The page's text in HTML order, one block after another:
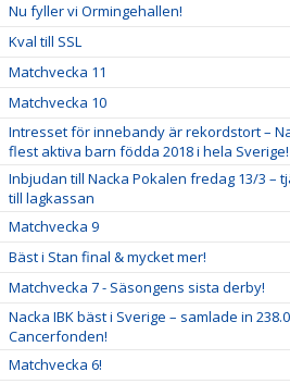
Nu fyller vi Ormingehallen!
Kval till SSL
Matchvecka 11
Matchvecka 10
Intresset för innebandy är rekordstort –
flest aktiva barn födda 2018 i hela Sverige!
Inbjudan till Nacka Pokalen fredag 13/3 –
till lagkassan
Matchvecka 9
Bäst i Stan final & mycket mer!
Matchvecka 7 - Säsongens sista derby!
Nacka IBK bäst i Sverige – samlade in
Cancerfonden!
Matchvecka 6!